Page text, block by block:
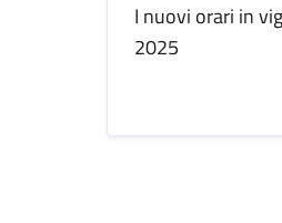
I nuovi orari in
2025